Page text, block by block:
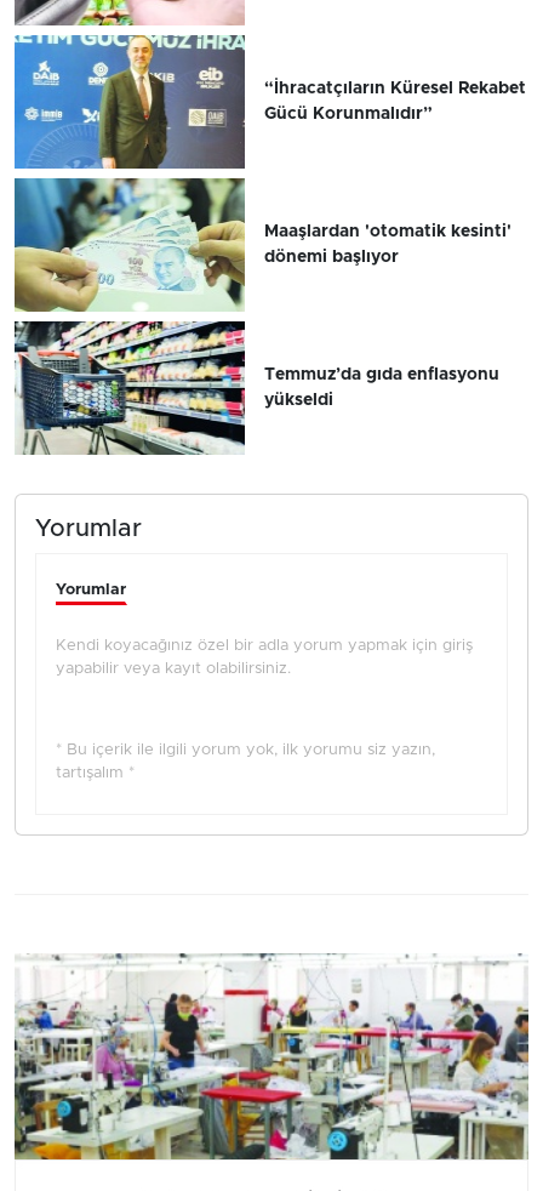
“İhracatçıların Küresel Rekabet
Gücü Korunmalıdır”
Maaşlardan 'otomatik kesinti'
dönemi başlıyor
Temmuz’da gıda enflasyonu
yükseldi
Yorumlar
Yorumlar
Kendi koyacağınız özel bir adla yorum yapmak için giriş
yapabilir veya kayıt olabilirsiniz.
* Bu içerik ile ilgili yorum yok, ilk yorumu siz yazın,
tartışalım *